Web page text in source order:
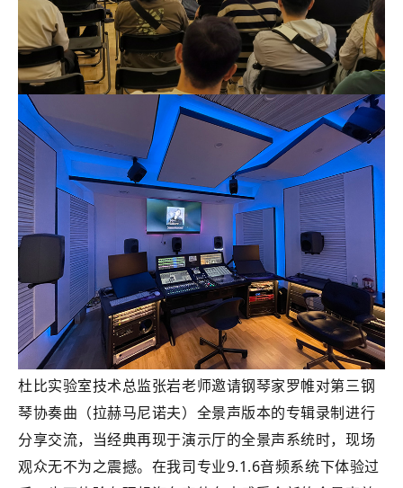
杜比实验室技术总监张岩老师邀请钢琴家罗帷对第三钢
琴协奏曲（拉赫马尼诺夫）全景声版本的专辑录制进行
分享交流，当经典再现于演示厅的全景声系统时，现场
观众无不为之震撼。在我司专业9.1.6音频系统下体验过